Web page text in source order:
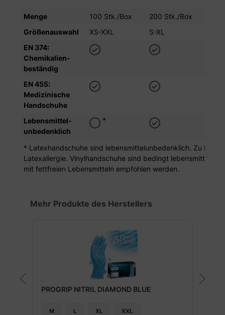
Menge 100 Stk./Box 200 Stk./Box
Größenauswahl
XS-XXL S-XL
EN 374:
Chemikalien­
beständig
EN 455:
Medizinische
Handschuhe
Lebensmittel­
unbedenklich
*
* Latexhandschuhe sind lebensmittelunbedenklich. Zu
Latexallergie. Vinylhandschuhe sind bedingt
mit fettfreien Lebensmitteln empfohlen werden.
Produktgalerie überspringen
Mehr Produkte des Herstellers
PROGRIP NITRIL DIAMOND BLUE
M L XL XXL